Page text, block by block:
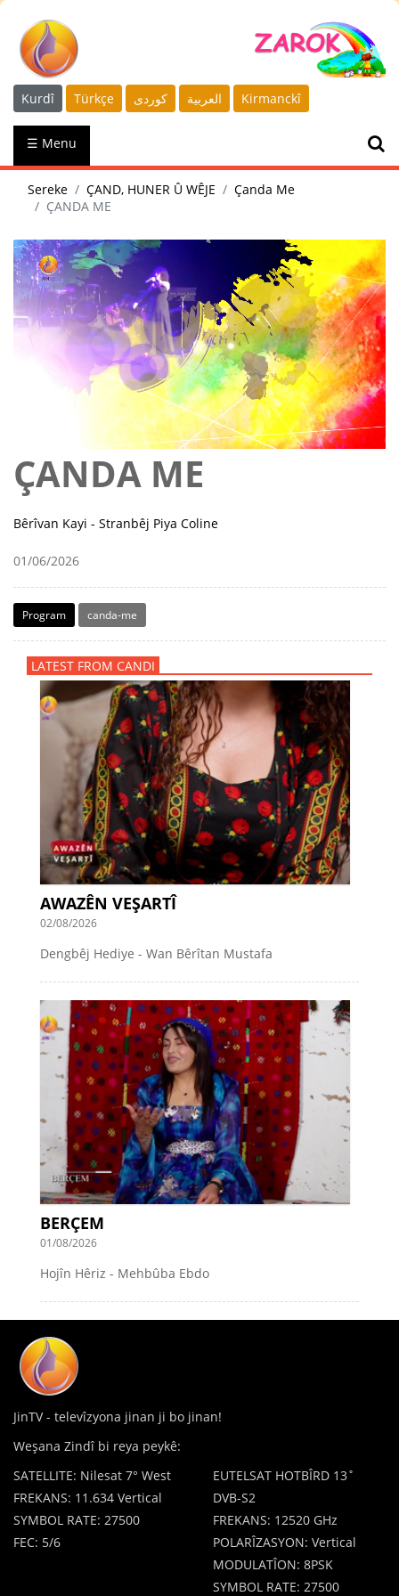
Kurdî Türkçe كوردى العربية Kirmanckî
☰ Menu
Sereke ÇAND, HUNER Û WÊJE
Çanda Me
ÇANDA ME
ÇANDA ME
Bêrîvan Kayi - Stranbêj Piya Coline
01/06/2026
Program canda-me
LATEST FROM CANDI
AWAZÊN VEŞARTÎ
02/08/2026
Dengbêj Hediye - Wan Bêrîtan Mustafa
BERÇEM
01/08/2026
Hojîn Hêriz - Mehbûba Ebdo
JinTV - televîzyona jinan ji bo jinan!
Weşana Zindî bi reya peykê:
SATELLITE: Nilesat 7° West
FREKANS: 11.634 Vertical
SYMBOL RATE: 27500
FEC: 5/6
EUTELSAT HOTBÎRD 13˚
DVB-S2
FREKANS: 12520 GHz
POLARÎZASYON: Vertical
MODULATÎON: 8PSK
SYMBOL RATE: 27500